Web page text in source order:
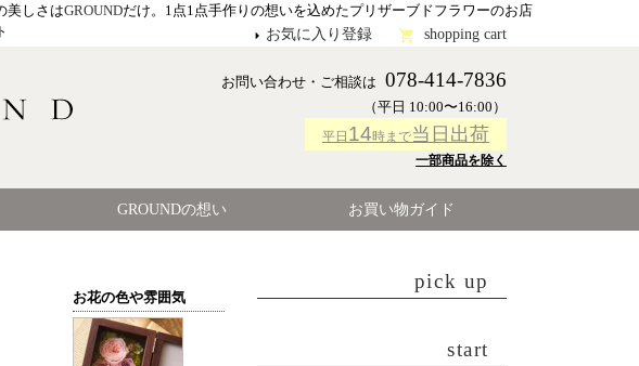
美しさはGROUNDだけ。1点1点手作りの想いを込めたプリザーブドフラワーのお店
お気に入り登録 shopping cart
お問い合わせ・ご相談は 078-414-7836
（平日 10:00〜16:00）
平日 14時まで当日出荷
一部商品を除く
GROUNDの想い お買い物ガイド
お花の色や雰囲気
pick up
start